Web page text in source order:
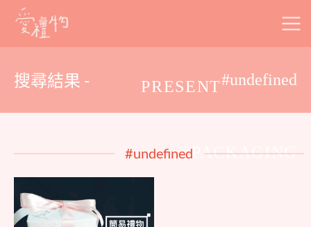
Skip
搜尋結果 - #undefined
PRESENT
PACKAGING
#undefined